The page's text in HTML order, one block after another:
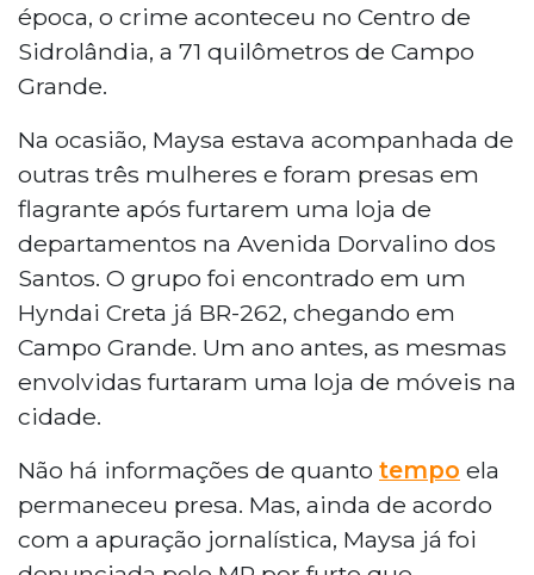
época, o crime aconteceu no Centro de
Sidrolândia, a 71 quilômetros de Campo
Grande.
Na ocasião, Maysa estava acompanhada de
outras três mulheres e foram presas em
flagrante após furtarem uma loja de
departamentos na Avenida Dorvalino dos
Santos. O grupo foi encontrado em um
Hyndai Creta já BR-262, chegando em
Campo Grande. Um ano antes, as mesmas
envolvidas furtaram uma loja de móveis na
cidade.
Não há informações de quanto tempo ela
permaneceu presa. Mas, ainda de acordo
com a apuração jornalística, Maysa já foi